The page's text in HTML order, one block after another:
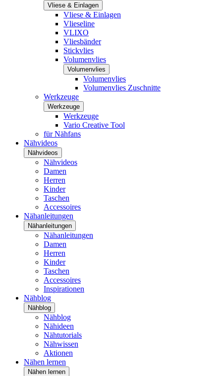
Vliese & Einlagen
Vliese & Einlagen
Vlieseline
VLIXO
Vliesbänder
Stickvlies
Volumenvlies
Volumenvlies
Volumenvlies
Volumenvlies Zuschnitte
Werkzeuge
Werkzeuge
Werkzeuge
Vario Creative Tool
für Nähfans
Nähvideos
Nähvideos
Nähvideos
Damen
Herren
Kinder
Taschen
Accessoires
Nähanleitungen
Nähanleitungen
Nähanleitungen
Damen
Herren
Kinder
Taschen
Accessoires
Inspirationen
Nähblog
Nähblog
Nähblog
Nähideen
Nähtutorials
Nähwissen
Aktionen
Nähen lernen
Nähen lernen